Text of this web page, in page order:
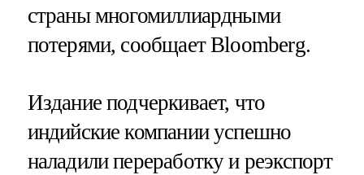
страны многомиллиардными
потерями, сообщает Bloomberg.
Издание подчеркивает, что
индийские компании успешно
наладили переработку и реэкспорт